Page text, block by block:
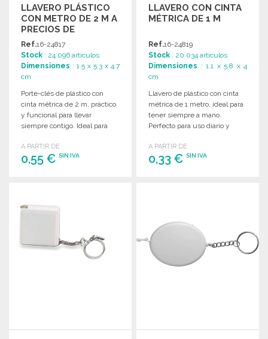
LLAVERO PLÁSTICO
CON METRO DE 2 M A
PRECIOS DE
MAYORISTA
Ref.16-24817
Stock : 24 096 artículos
Dimensiones : 1.5 x 5.3 x 4.7
cm
Porte-clés de plástico con
cinta métrica de 2 m, práctico
y funcional para llevar
siempre contigo. Ideal para
A PARTIR DE
0,55 € SIN IVA
LLAVERO CON CINTA
MÉTRICA DE 1 M
Ref.16-24819
Stock : 20 034 artículos
Dimensiones : 1.1 x 5.8 x 4
cm
Llavero de plástico con cinta
métrica de 1 metro, ideal para
tener siempre a mano.
Perfecto para uso diario y
A PARTIR DE
0,33 €SIN IVA